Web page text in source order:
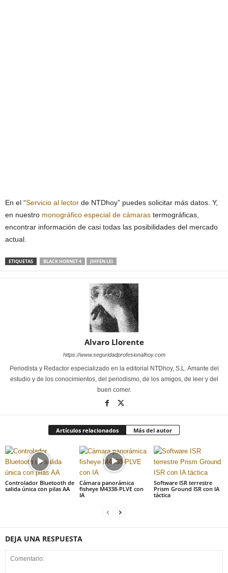
En el “Servicio al lector de NTDhoy” puedes solicitar más datos. Y,
en nuestro monográfico especial de cámaras termográficas,
encontrar información de casi todas las posibilidades del mercado
actual.
ETIQUETAS BLACK HORNET 4 JIHFEN LEI
Alvaro Llorente
https://www.seguridadprofesionalhoy.com
Periodista y Redactor especializado en la editorial NTDhoy, S.L. Amante del
estudio y de los conocimientos, del periodismo, de los amigos, de leer y del
buen comer.
Artículos relacionados Más del autor
Controlador Bluetooth de
salida única con pilas AA
Cámara panorámica
fisheye M4338-PLVE con
IA
Software ISR terrestre
Prism Ground ISR con IA
táctica
DEJA UNA RESPUESTA